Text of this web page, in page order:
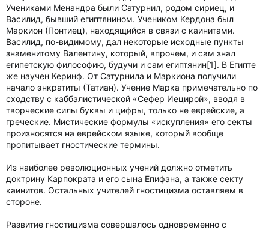
Учениками Менандра были Сатурнил, родом сириец, и
Василид, бывший египтянином. Учеником Кердона был
Маркион (Понтиец), находящийся в связи с каинитами.
Василид, по-видимому, дал некоторые исходные пункты
знаменитому Валентину, который, впрочем, и сам знал
египетскую философию, будучи и сам египтянин[1]. В Египте
же научен Керинф. От Сатурнила и Маркиона получили
начало энкратиты (Татиан). Учение Марка примечательно по
сходству с каббалистической «Сефер Иецирой», вводя в
творческие силы буквы и цифры, только не еврейские, а
греческие. Мистические формулы «искупления» его секты
произносятся на еврейском языке, который вообще
пропитывает гностические термины.
Из наиболее революционных учений должно отметить
доктрину Карпократа и его сына Епифана, а также секту
каинитов. Остальных учителей гностицизма оставляем в
стороне.
Развитие гностицизма совершалось одновременно с